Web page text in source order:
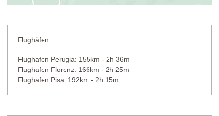
Flughäfen:
Flughafen Perugia: 155km - 2h 36m
Flughafen Florenz: 166km - 2h 25m
Flughafen Pisa: 192km - 2h 15m